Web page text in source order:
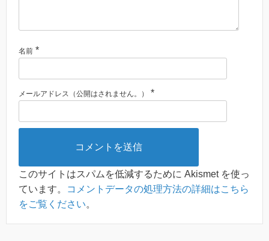
名前 *
メールアドレス（公開はされません。） *
このサイトはスパムを低減するために Akismet を使っ
ています。
コメントデータの処理方法の詳細はこちら
をご覧ください。